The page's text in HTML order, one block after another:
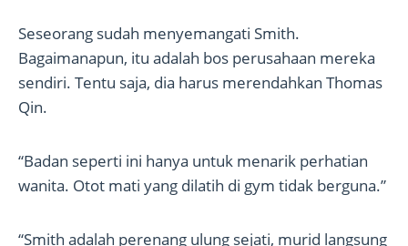
Seseorang sudah menyemangati Smith.
Bagaimanapun, itu adalah bos perusahaan mereka
sendiri. Tentu saja, dia harus merendahkan Thomas
Qin.
“Badan seperti ini hanya untuk menarik perhatian
wanita. Otot mati yang dilatih di gym tidak berguna.”
“Smith adalah perenang ulung sejati, murid langsung